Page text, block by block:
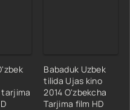
tarjima
Babaduk Uzbek
tilida Ujas kino
2014 O'zbekcha
Tarjima film HD